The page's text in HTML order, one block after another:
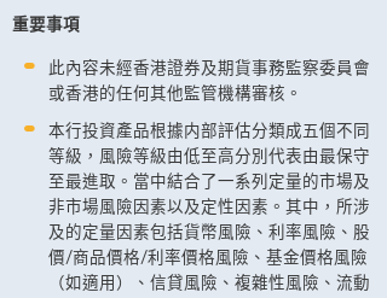
重要事項
此內容未經香港證券及期貨事務監察委員會
或香港的任何其他監管機構審核。
本行投資產品根據内部評估分類成五個不同
等級，風險等級由低至高分別代表由最保守
至最進取。當中結合了一系列定量的市場及
非市場風險因素以及定性因素。其中，所涉
及的定量因素包括貨幣風險、利率風險、股
價/商品價格/利率價格風險、基金價格風險
（如適用）、信貸風險、複雜性風險、流動